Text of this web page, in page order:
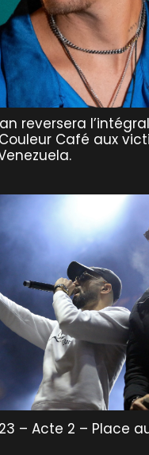
reversera
Café aux
– Acte 2 – Place